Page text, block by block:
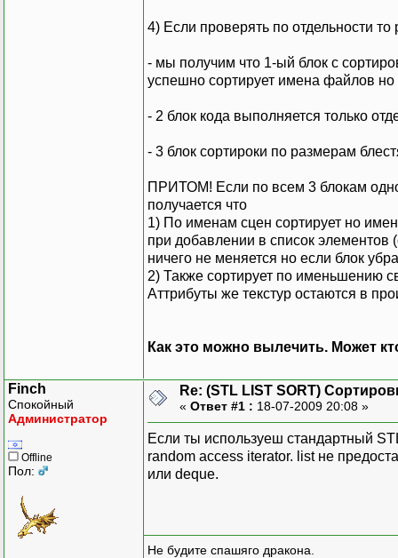
int height1 =
int width2 =
int height2 =
// Хотябы один размер
if ( ((width1 >
((height1 > width2)
return result;
};
4) Если проверять по отдельности
- мы получим что 1-ый блок с
успешно сортирует имена файлов но
- 2 блок кода выполняется только
- 3 блок сортироки по размерам
ПРИТОМ! Если по всем 3 блокам
получается что
1) По именам сцен сортирует но
при добавлении в список элементов
ничего не меняется но если блок
2) Также сортирует по именьшению
Аттрибуты же текстур остаются в
Как это можно вылечить. Может
Finch
Спокойный
Администратор
Offline
Пол:
Re: (STL LIST SORT)
« Ответ #1 : 18-07-2009 20:08 »
Если ты используеш стандартный
random access iterator. list не
или deque.
Не будите спашяго дракона.